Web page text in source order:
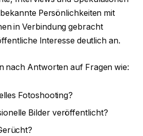
Persönlichkeiten mit
in Verbindung gebracht
Interesse deutlich an.
nach Antworten auf Fragen wie:
Fotoshooting?
Bilder veröffentlicht?